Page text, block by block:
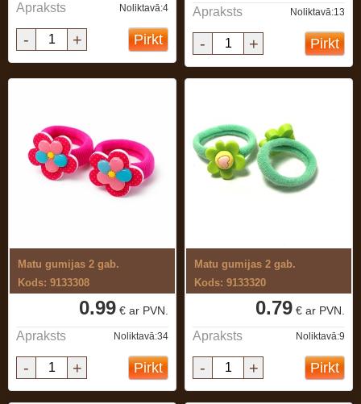
Apraksts Noliktavā:4
- + Pirkt
Apraksts Noliktavā:13
- + Pirkt
Matu gumijas 2 gab.
Kods: 9133308
0.99 € ar PVN.
Apraksts Noliktavā:34
- + Pirkt
Matu gumijas 2 gab.
Kods: 9133320
0.79 € ar PVN.
Apraksts Noliktavā:9
- + Pirkt